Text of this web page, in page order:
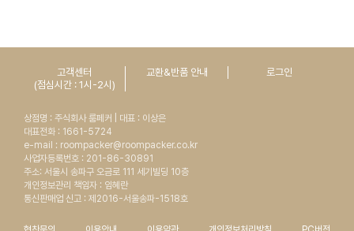
고객센터
(점심시간 : 1시-2시)
교환&반품 안내 로그인
상점명 : 주식회사 룸페커 | 대표 : 이상은
대표전화 : 1661-5724
e-mail : roompacker@roompacker.co.kr
사업자등록번호 : 201-86-30891
주소: 서울시 송파구 오금로 111 세기빌딩 10층
개인정보관리 책임자 : 임혜란
통신판매업 신고 : 제2016-서울송파-1518호